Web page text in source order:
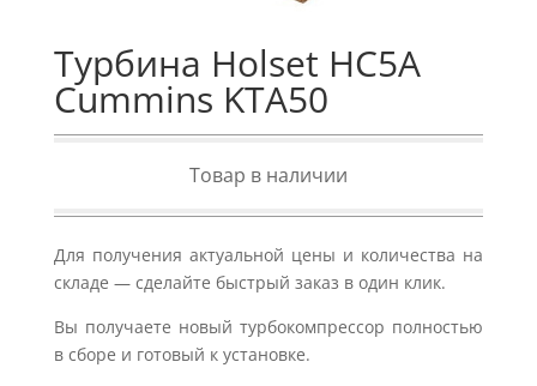
Турбина Holset HC5A
Cummins KTA50
Товар в наличии
Для получения актуальной цены и количества на
складе — сделайте быстрый заказ в один клик.
Вы получаете новый турбокомпрессор полностью
в сборе и готовый к установке.